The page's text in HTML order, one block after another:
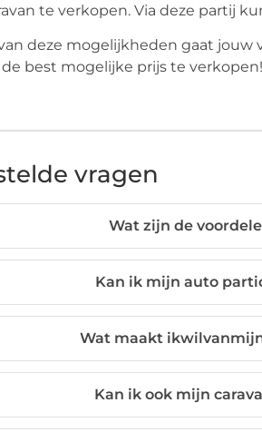
te verkopen. Via deze partij
deze mogelijkheden gaat
best mogelijke prijs te verkopen!
vragen
Wat zijn de
Kan ik mijn auto
Wat maakt
Kan ik ook mijn